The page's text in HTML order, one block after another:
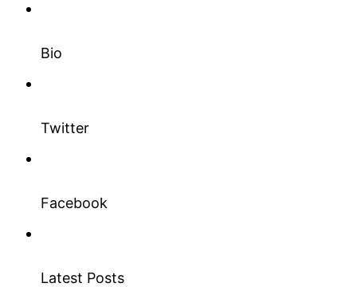
Bio
Twitter
Facebook
Latest Posts